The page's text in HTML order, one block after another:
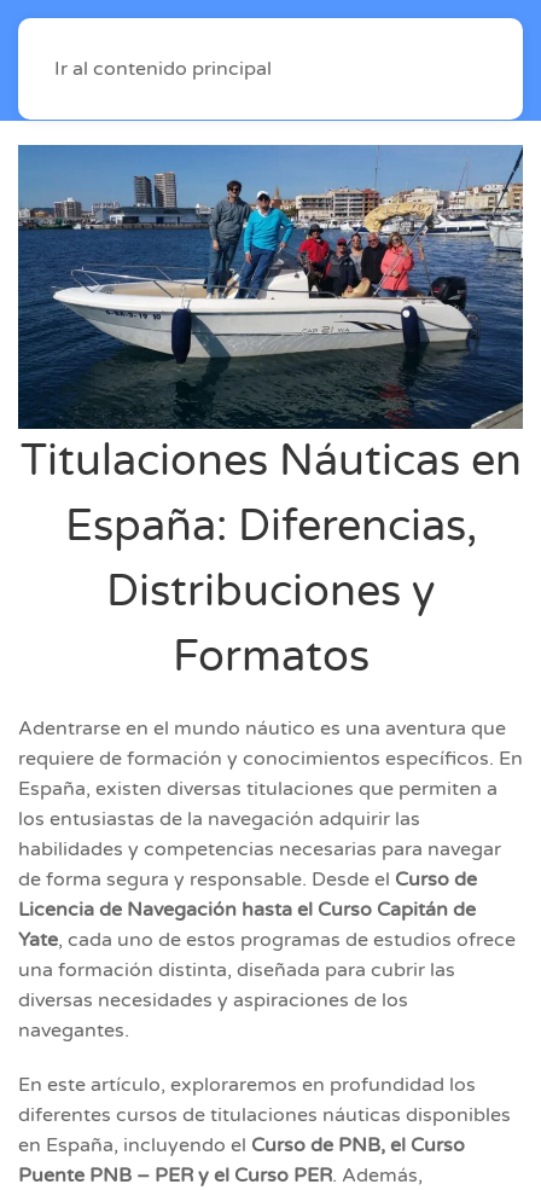
Ir al contenido principal
Titulaciones Náuticas en
España: Diferencias,
Distribuciones y
Formatos
Adentrarse en el mundo náutico es una aventura que
requiere de formación y conocimientos específicos. En
España, existen diversas titulaciones que permiten a
los entusiastas de la navegación adquirir las
habilidades y competencias necesarias para navegar
de forma segura y responsable. Desde el Curso de
Licencia de Navegación hasta el Curso Capitán de
Yate, cada uno de estos programas de estudios ofrece
una formación distinta, diseñada para cubrir las
diversas necesidades y aspiraciones de los
navegantes.
En este artículo, exploraremos en profundidad los
diferentes cursos de titulaciones náuticas disponibles
en España, incluyendo el Curso de PNB, el Curso
Puente PNB – PER y el Curso PER. Además,